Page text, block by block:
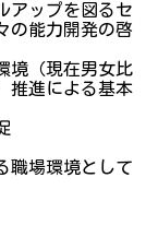
アップを図るセ
の能力開発の啓
境（現在男女比
推進による基本
環境として